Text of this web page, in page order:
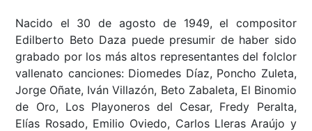
Nacido el 30 de agosto de 1949, el compositor
Edilberto Beto Daza puede presumir de haber sido
grabado por los más altos representantes del folclor
vallenato canciones: Diomedes Díaz, Poncho Zuleta,
Jorge Oñate, Iván Villazón, Beto Zabaleta, El Binomio
de Oro, Los Playoneros del Cesar, Fredy Peralta,
Elías Rosado, Emilio Oviedo, Carlos Lleras Araújo y